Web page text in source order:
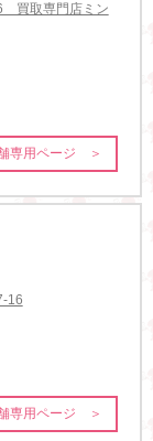
買取専門店ミン
専用ページ ＞
16
専用ページ ＞